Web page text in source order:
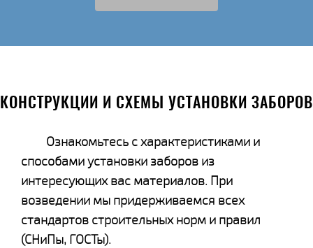
КОНСТРУКЦИИ И СХЕМЫ УСТАНОВКИ ЗАБОРОВ
Ознакомьтесь с характеристиками и
способами установки заборов из
интересующих вас материалов. При
возведении мы придерживаемся всех
стандартов строительных норм и правил
(СНиПы, ГОСТы).